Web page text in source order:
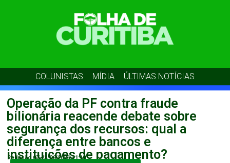
COLUNISTAS MÍDIA ÚLTIMAS NOTÍCIAS
Operação da PF contra fraude
bilionária reacende debate sobre
segurança dos recursos: qual a
diferença entre bancos e
instituições de pagamento?
Redação 07 23/06/2026 11:10